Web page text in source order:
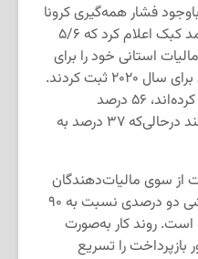
فشار همه‌گیری کرونا
بر بودجه‌های خانگی، آژانس درآمد کبک اعلام کرد که ۵/۶
استانی خود را برای
مهلت ۳۰ آوریل به‌صورت آنلاین برای سال ۲۰۲۰ ثبت کردند.
از کسانی که مالیات خود را ثبت کرده‌اند، ۵۶ درصد
بازپرداخت مالیات دریافت می‌کنند درحالی‌که ۳۷ درصد به
از سوی مالیات‌دهندگان
امسال ۹۲ درصد بوده و با افزایشی دو درصدی نسبت به ۹۰
روند کار به‌صورت
بازپرداخت را تسریع